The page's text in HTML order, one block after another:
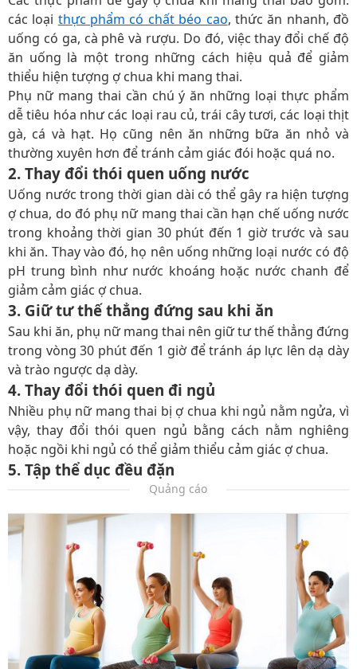
các loại thực phẩm có chất béo cao, thức ăn nhanh, đồ
uống có ga, cà phê và rượu. Do đó, việc thay đổi chế độ
ăn uống là một trong những cách hiệu quả để giảm
thiểu hiện tượng ợ chua khi mang thai.
Phụ nữ mang thai cần chú ý ăn những loại thực phẩm
dễ tiêu hóa như các loại rau củ, trái cây tươi, các loại thịt
gà, cá và hạt. Họ cũng nên ăn những bữa ăn nhỏ và
thường xuyên hơn để tránh cảm giác đói hoặc quá no.
2. Thay đổi thói quen uống nước
Uống nước trong thời gian dài có thể gây ra hiện tượng
ợ chua, do đó phụ nữ mang thai cần hạn chế uống nước
trong khoảng thời gian 30 phút đến 1 giờ trước và sau
khi ăn. Thay vào đó, họ nên uống những loại nước có độ
pH trung bình như nước khoáng hoặc nước chanh để
giảm cảm giác ợ chua.
3. Giữ tư thế thẳng đứng sau khi ăn
Sau khi ăn, phụ nữ mang thai nên giữ tư thế thẳng đứng
trong vòng 30 phút đến 1 giờ để tránh áp lực lên dạ dày
và trào ngược dạ dày.
4. Thay đổi thói quen đi ngủ
Nhiều phụ nữ mang thai bị ợ chua khi ngủ nằm ngửa, vì
vậy, thay đổi thói quen ngủ bằng cách nằm nghiêng
hoặc ngồi khi ngủ có thể giảm thiểu cảm giác ợ chua.
5. Tập thể dục đều đặn
Quảng cáo